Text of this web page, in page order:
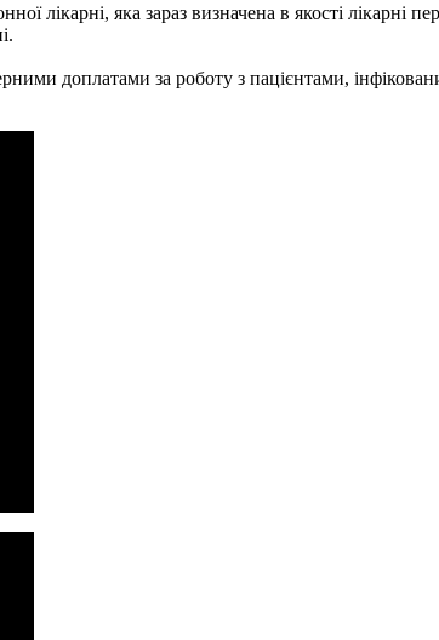
лікарні, яка зараз визначена в якості лікарні
доплатами за роботу з пацієнтами,